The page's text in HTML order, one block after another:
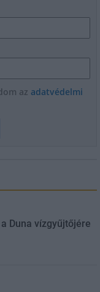
az adatvédelmi
Duna vízgyűjtőjére